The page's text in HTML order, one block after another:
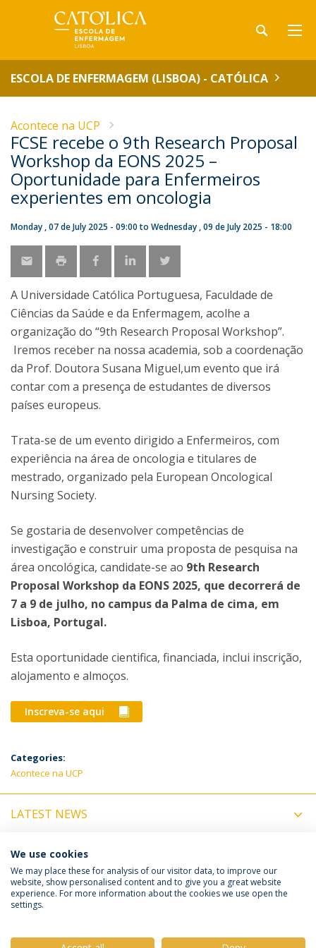
ESCOLA DE ENFERMAGEM (LISBOA) - CATÓLICA
Acontece na UCP
FCSE recebe o 9th Research Proposal
Workshop da EONS 2025 –
Oportunidade para Enfermeiros
experientes em oncologia
Monday , 07 de July 2025 - 09:00to Wednesday , 09 de July 2025 - 18:00
A Universidade Católica Portuguesa, Faculdade de
Ciências da Saúde e da Enfermagem, acolhe a
organização do “9th Research Proposal Workshop”.
Iremos receber na nossa academia, sob a coordenação
da Prof. Doutora Susana Miguel,um evento que irá
contar com a presença de estudantes de diversos
países europeus.
Trata-se de um evento dirigido a Enfermeiros, com
experiência na área de oncologia e titulares de
mestrado, organizado pela European Oncological
Nursing Society.
Se gostaria de desenvolver competências de
investigação e construir uma proposta de pesquisa na
área oncológica, candidate-se ao 9th Research
Proposal Workshop da EONS 2025, que decorrerá de
7 a 9 de julho, no campus da Palma de cima, em
Lisboa, Portugal.
Esta oportunidade cientifica, financiada, inclui inscrição,
alojamento e almoços.
Inscreva-se aqui
Categories:
Acontece na UCP
LATEST NEWS
UPCOMING EVENTS
Política de Privacidade
Termos e Condições
We use cookies
We may place these for analysis of our visitor data, to improve our
website, show personalised content and to give you a great website
experience. For more information about the cookies we use open the
settings.